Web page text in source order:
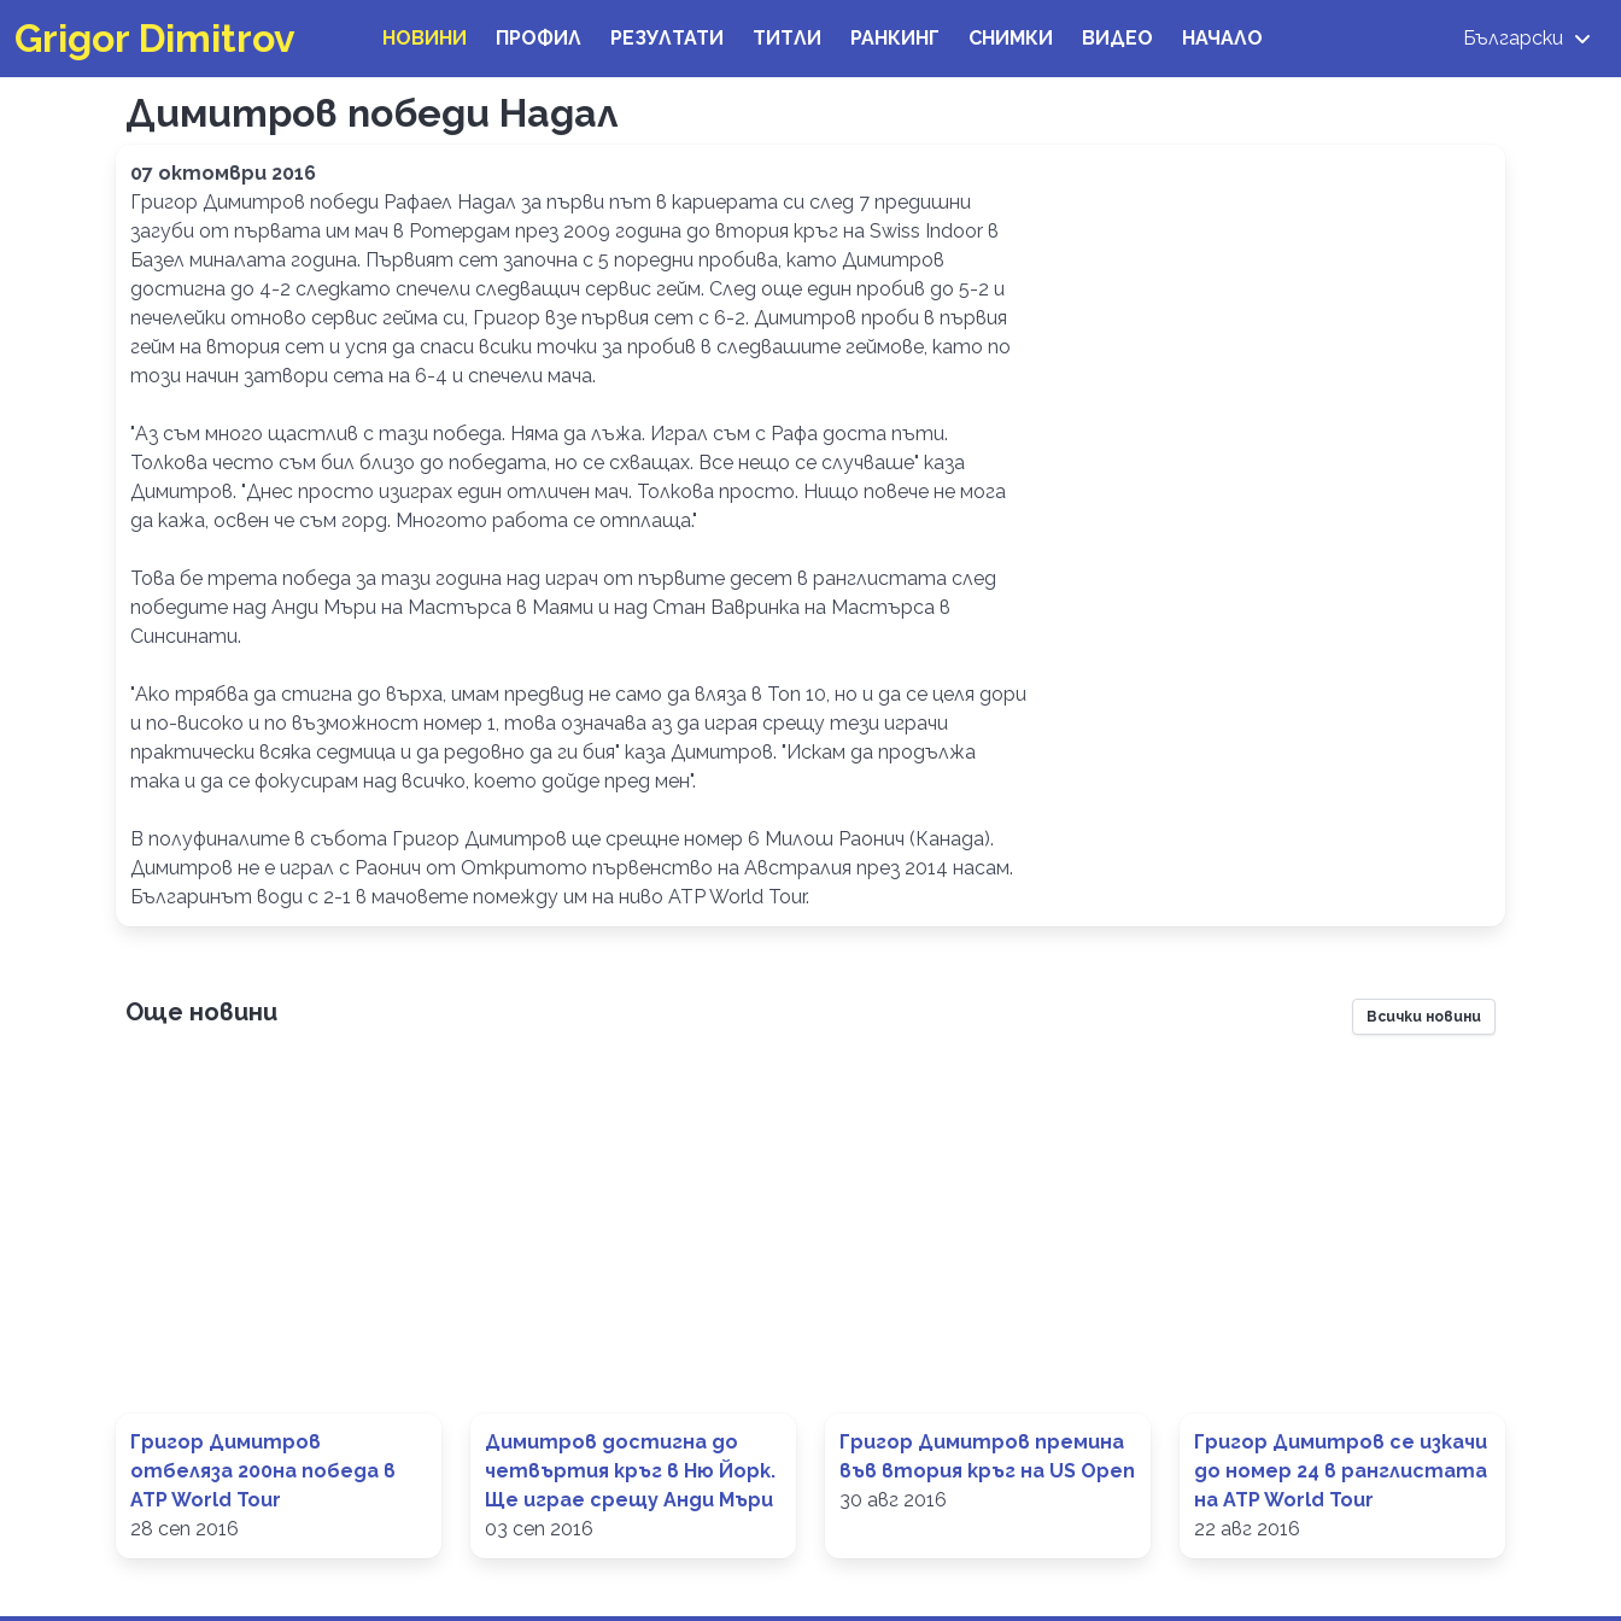
Grigor Dimitrov НОВИНИ ПРОФИЛ РЕЗУЛТАТИ ТИТЛИ РАНКИНГ СНИМКИ ВИДЕО НАЧАЛО Български
Димитров победи Надал
07 октомври 2016
Григор Димитров победи Рафаел Надал за първи път в кариерата си след 7 предишни
загуби от първата им мач в Ротердам през 2009 година до втория кръг на Swiss Indoor в
Базел миналата година. Първият сет започна с 5 поредни пробива, като Димитров
достигна до 4-2 следкато спечели следващич сервис гейм. След още един пробив до 5-2 и
печелейки отново сервис гейма си, Григор взе първия сет с 6-2. Димитров проби в първия
гейм на втория сет и успя да спаси всики точки за пробив в следвашите геймове, като по
този начин затвори сета на 6-4 и спечели мача.
"Аз съм много щастлив с тази победа. Няма да лъжа. Играл съм с Рафа доста пъти.
Толкова често съм бил близо до победата, но се схващах. Все нещо се случваше" каза
Димитров. "Днес просто изиграх един отличен мач. Толкова просто. Нищо повече не мога
да кажа, освен че съм горд. Многото работа се отплаща."
Това бе трета победа за тази година над играч от първите десет в ранглистата след
победите над Анди Мъри на Мастърса в Маями и над Стан Вавринка на Мастърса в
Синсинати.
"Ако трябва да стигна до върха, имам предвид не само да вляза в Топ 10, но и да се целя дори
и по-високо и по възможност номер 1, това означава аз да играя срещу тези играчи
практически всяка седмица и да редовно да ги бия" каза Димитров. "Искам да продължа
така и да се фокусирам над всичко, което дойде пред мен".
В полуфиналите в събота Григор Димитров ще срещне номер 6 Милош Раонич (Канада).
Димитров не е играл с Раонич от Откритото първенство на Австралия през 2014 насам.
Българинът води с 2-1 в мачовете помежду им на ниво ATP World Tour.
Още новини Всички новини
Григор Димитров
отбеляза 200на победа в
ATP World Tour
28 сеп 2016
Димитров достигна до
четвъртия кръг в Ню Йорк.
Ще играе срещу Анди Мъри
03 сеп 2016
Григор Димитров премина
във втория кръг на US Open
30 авг 2016
Григор Димитров се изкачи
до номер 24 в ранглистата
на ATP World Tour
22 авг 2016